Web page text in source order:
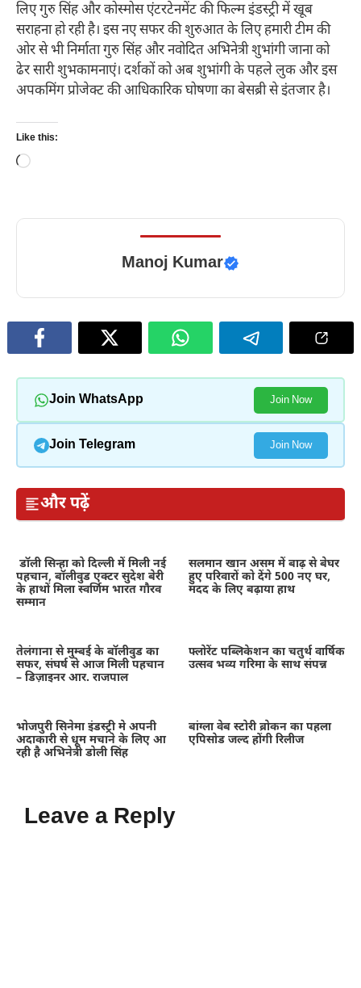
लिए गुरु सिंह और कोस्मोस एंटरटेनमेंट की फिल्म इंडस्ट्री में खूब
सराहना हो रही है। इस नए सफर की शुरुआत के लिए हमारी टीम की
ओर से भी निर्माता गुरु सिंह और नवोदित अभिनेत्री शुभांगी जाना को
ढेर सारी शुभकामनाएं। दर्शकों को अब शुभांगी के पहले लुक और इस
अपकमिंग प्रोजेक्ट की आधिकारिक घोषणा का बेसब्री से इंतजार है।
Like this:
Loading…
Manoj Kumar
Join WhatsApp Join Now
Join Telegram Join Now
और पढ़ें
डॉली सिन्हा को दिल्ली में मिली नई
पहचान, बॉलीवुड एक्टर सुदेश बेरी
के हाथों मिला स्वर्णिम भारत गौरव
सम्मान
सलमान खान असम में बाढ़ से बेघर
हुए परिवारों को देंगे 500 नए घर,
मदद के लिए बढ़ाया हाथ
तेलंगाना से मुम्बई के बॉलीवुड का
सफर, संघर्ष से आज मिली पहचान
– डिज़ाइनर आर. राजपाल
फ्लोरेंट पब्लिकेशन का चतुर्थ वार्षिक
उत्सव भव्य गरिमा के साथ संपन्न
भोजपुरी सिनेमा इंडस्ट्री मे अपनी
अदाकारी से धूम मचाने के लिए आ
रही है अभिनेत्री डोली सिंह
बांग्ला वेब स्टोरी ब्रोकन का पहला
एपिसोड जल्द होंगी रिलीज
Leave a Reply